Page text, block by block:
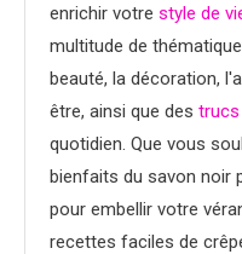
enrichir votre style de
multitude de
beauté, la décoration,
être, ainsi que des
quotidien. Que vous
bienfaits du savon noir
pour embellir votre
recettes faciles de